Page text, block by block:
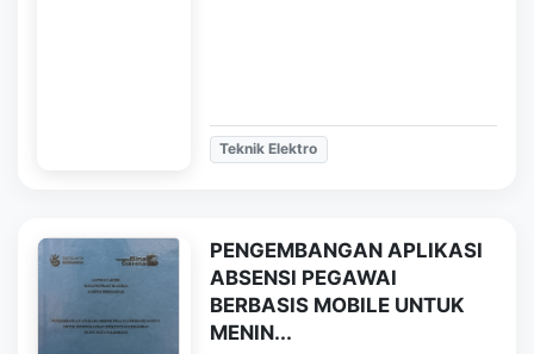
Teknik Elektro
PENGEMBANGAN APLIKASI
ABSENSI PEGAWAI
BERBASIS MOBILE UNTUK
MENIN...